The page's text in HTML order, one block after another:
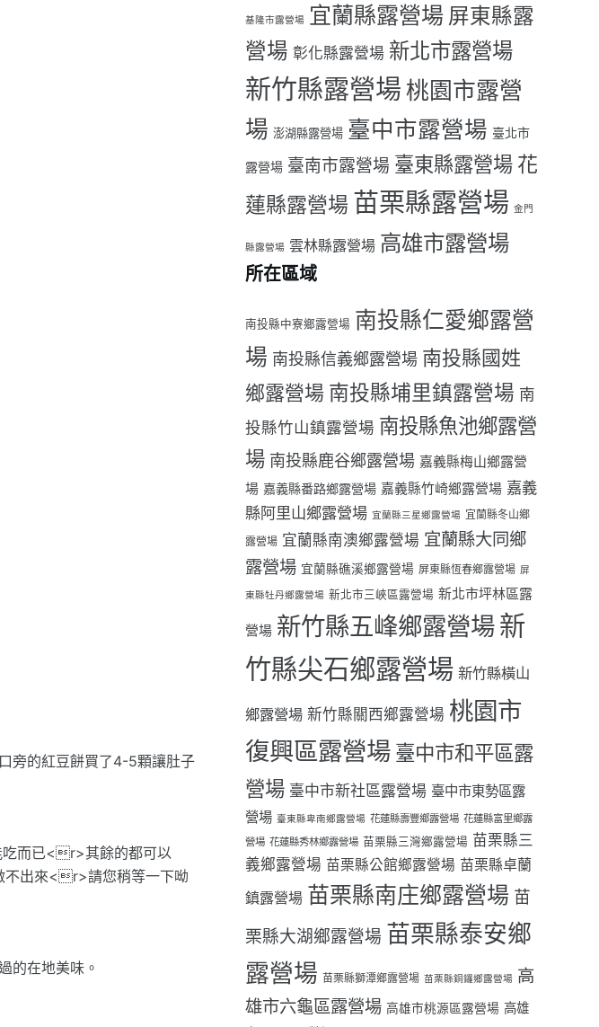
旁的紅豆餅買了4-5顆讓肚子
而已<r>其餘的都可以
出來<r>請您稍等一下呦
的在地美味。
基隆市露營場 宜蘭縣露營場 屏東縣露
營場 彰化縣露營場 新北市露營場
新竹縣露營場 桃園市露營
場 澎湖縣露營場 臺中市露營場 臺北市
露營場 臺南市露營場 臺東縣露營場 花
蓮縣露營場 苗栗縣露營場 金門
縣露營場 雲林縣露營場 高雄市露營場
所在區域
南投縣中寮鄉露營場 南投縣仁愛鄉露營
場 南投縣信義鄉露營場 南投縣國姓
鄉露營場 南投縣埔里鎮露營場 南
投縣竹山鎮露營場 南投縣魚池鄉露營
場 南投縣鹿谷鄉露營場 嘉義縣梅山鄉露營
場 嘉義縣番路鄉露營場 嘉義縣竹崎鄉露營場 嘉義
縣阿里山鄉露營場 宜蘭縣三星鄉露營場 宜蘭縣冬山鄉
露營場 宜蘭縣南澳鄉露營場 宜蘭縣大同鄉
露營場 宜蘭縣礁溪鄉露營場 屏東縣恆春鄉露營場 屏
東縣牡丹鄉露營場 新北市三峽區露營場 新北市坪林區露
營場 新竹縣五峰鄉露營場新
竹縣尖石鄉露營場 新竹縣橫山
鄉露營場 新竹縣關西鄉露營場 桃園市
復興區露營場 臺中市和平區露
營場 臺中市新社區露營場 臺中市東勢區露
營場 臺東縣卑南鄉露營場 花蓮縣壽豐鄉露營場 花蓮縣富里鄉露
營場 花蓮縣秀林鄉露營場 苗栗縣三灣鄉露營場 苗栗縣三
義鄉露營場 苗栗縣公館鄉露營場 苗栗縣卓蘭
鎮露營場 苗栗縣南庄鄉露營場 苗
栗縣大湖鄉露營場 苗栗縣泰安鄉
露營場 苗栗縣獅潭鄉露營場 苗栗縣銅鑼鄉露營場 高
雄市六龜區露營場 高雄市桃源區露營場 高雄